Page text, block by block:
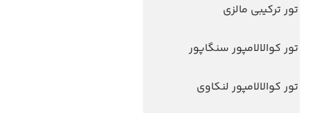
تور ترکیبی مالزی
تور کوالالامپور سنگاپور
تور کوالالامپور لنکاوی
ویزا
تماس با ما